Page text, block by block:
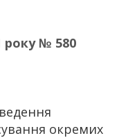
року № 580
окремих